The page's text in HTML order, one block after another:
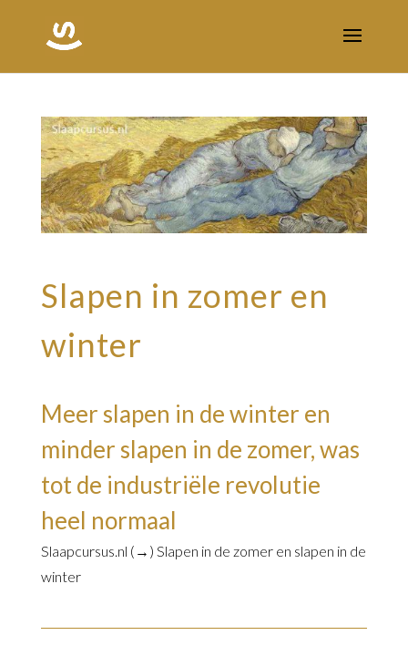
Slapen in zomer en
winter
Meer slapen in de winter en
minder slapen in de zomer, was
tot de industriële revolutie
heel normaal
Slaapcursus.nl (→) Slapen in de zomer en slapen in de
winter